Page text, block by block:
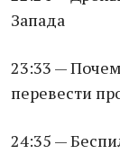
Запада
23:33 —
перевести
24:35 —